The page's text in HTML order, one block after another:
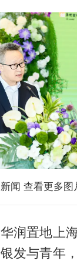
闻 查看更多图
润置地上
发与青年